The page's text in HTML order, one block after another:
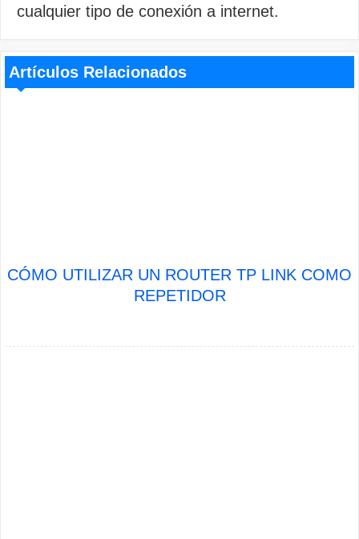
cualquier tipo de conexión a internet.
Artículos Relacionados
CÓMO UTILIZAR UN ROUTER TP LINK COMO
REPETIDOR